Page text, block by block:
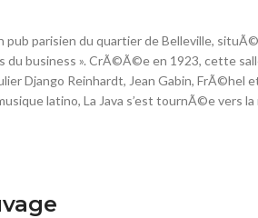
pub parisien du quartier de Belleville,
du business ». CrÃ©Ã©e en 1923, cette
Django Reinhardt, Jean Gabin, FrÃ©hel
latino, La Java s’est tournÃ©e vers